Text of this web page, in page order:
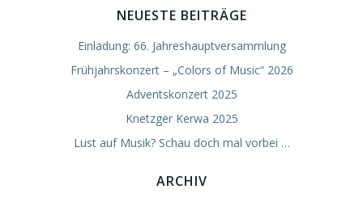
NEUESTE BEITRÄGE
Einladung: 66. Jahreshauptversammlung
Frühjahrskonzert – „Colors of Music“ 2026
Adventskonzert 2025
Knetzger Kerwa 2025
Lust auf Musik? Schau doch mal vorbei …
ARCHIV